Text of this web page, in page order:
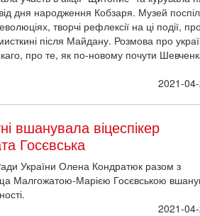
дня народження Кобзаря. Музей
творчі рефлексії на ці події,
після Майдану. Розмова про
про те, як по-новому почути
2021-
вшанувала віцеспікер
Госєвська
України Олена Кондратюк разом з
Малгожатою-Марією Госєвською
2021-